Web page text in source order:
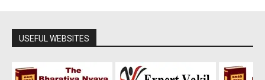
USEFUL WEBSITES